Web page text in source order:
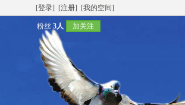
[登录] [注册] [我的空间]
粉丝 3人 加关注